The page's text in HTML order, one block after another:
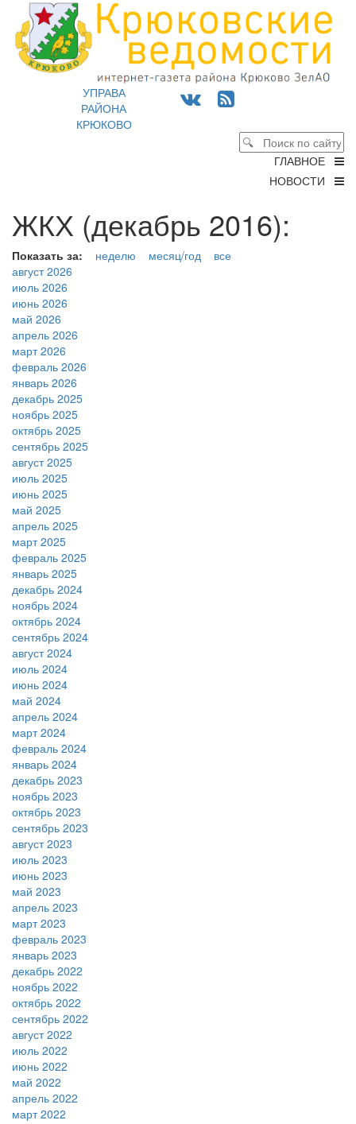
УПРАВА
РАЙОНА
КРЮКОВО
ГЛАВНОЕ
НОВОСТИ
ЖКХ (декабрь 2016):
Показать за: неделю месяц/год
все
август 2026
июль 2026
июнь 2026
май 2026
апрель 2026
март 2026
февраль 2026
январь 2026
декабрь 2025
ноябрь 2025
октябрь 2025
сентябрь 2025
август 2025
июль 2025
июнь 2025
май 2025
апрель 2025
март 2025
февраль 2025
январь 2025
декабрь 2024
ноябрь 2024
октябрь 2024
сентябрь 2024
август 2024
июль 2024
июнь 2024
май 2024
апрель 2024
март 2024
февраль 2024
январь 2024
декабрь 2023
ноябрь 2023
октябрь 2023
сентябрь 2023
август 2023
июль 2023
июнь 2023
май 2023
апрель 2023
март 2023
февраль 2023
январь 2023
декабрь 2022
ноябрь 2022
октябрь 2022
сентябрь 2022
август 2022
июль 2022
июнь 2022
май 2022
апрель 2022
март 2022